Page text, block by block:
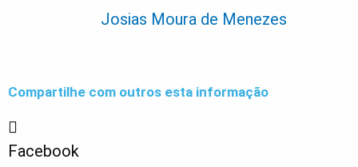
Josias Moura de Menezes
Compartilhe com outros esta informação
Facebook